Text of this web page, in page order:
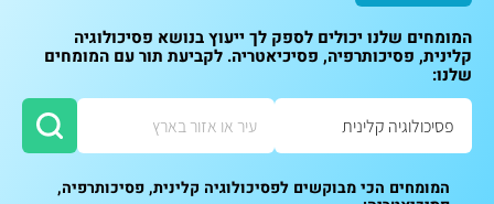
המומחים שלנו יכולים לספק לך ייעוץ בנושא פסיכולוגיה
קלינית, פסיכותרפיה, פסיכיאטריה. לקביעת תור עם המומחים
שלנו:
המומחים הכי מבוקשים לפסיכולוגיה קלינית, פסיכותרפיה,